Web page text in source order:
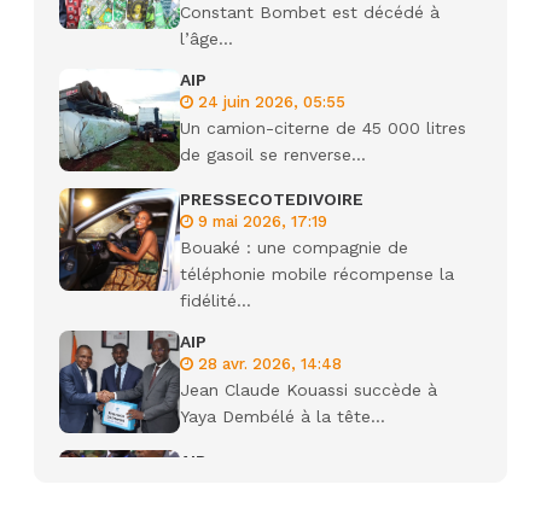
Constant Bombet est décédé à
l’âge...
AIP
24 juin 2026, 05:55
Un camion-citerne de 45 000 litres
de gasoil se renverse...
PRESSECOTEDIVOIRE
9 mai 2026, 17:19
Bouaké : une compagnie de
téléphonie mobile récompense la
fidélité...
AIP
28 avr. 2026, 14:48
Jean Claude Kouassi succède à
Yaya Dembélé à la tête...
AIP